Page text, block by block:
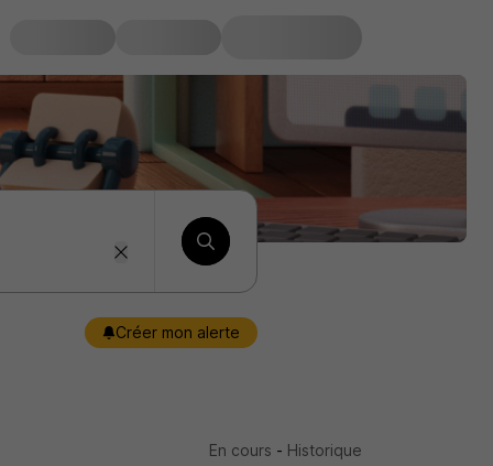
Créer mon alerte
En cours - Historique